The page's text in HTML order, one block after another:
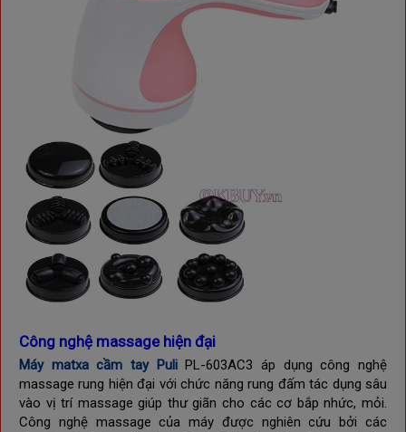
Công nghệ massage hiện đại
Máy matxa cầm tay PuliPL-603AC3 áp dụng công nghệ
massage rung hiện đại với chức năng rung đấm tác dụng sâu
vào vị trí massage giúp thư giãn cho các cơ bắp nhức, mỏi.
Công nghệ massage của máy được nghiên cứu bởi các